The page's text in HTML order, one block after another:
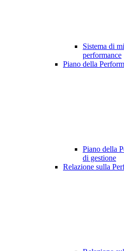
Sistema di
performance
Piano della
Piano della
di gestione
Relazione sulla